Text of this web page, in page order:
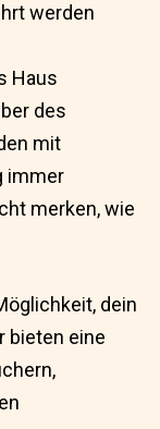
werden
Haus
des
mit
immer
merken, wie
dein
bieten eine